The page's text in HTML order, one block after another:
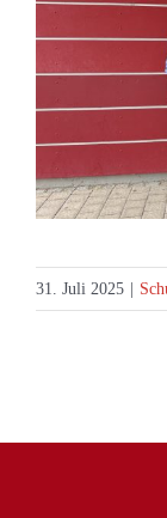
31. Juli 2025 |